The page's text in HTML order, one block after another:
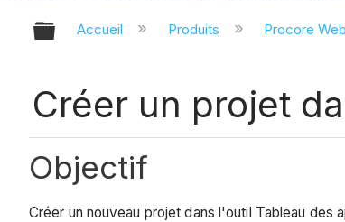
Développer/réduire la
Accueil Produits Procore
Créer un projet
Objectif
Créer un nouveau projet dans l'outil Tableau